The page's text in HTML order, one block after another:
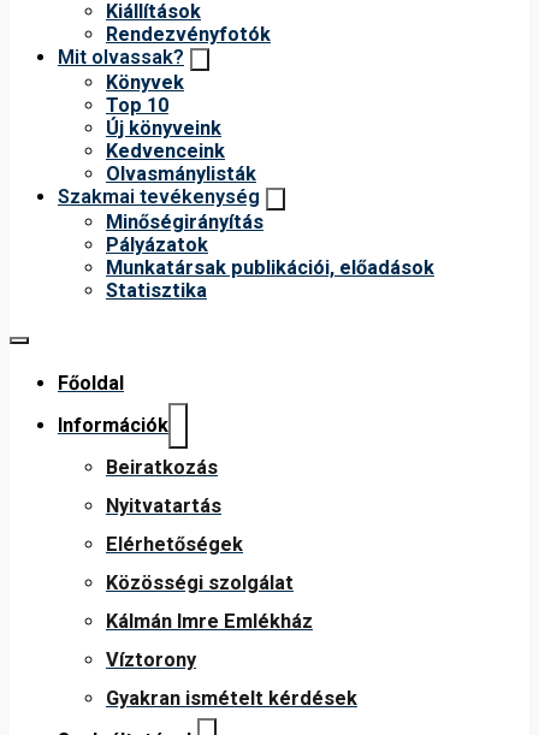
Kiállítások
Rendezvényfotók
Mit olvassak?
Könyvek
Top 10
Új könyveink
Kedvenceink
Olvasmánylisták
Szakmai tevékenység
Minőségirányítás
Pályázatok
Munkatársak publikációi, előadások
Statisztika
Főoldal
Információk
Beiratkozás
Nyitvatartás
Elérhetőségek
Közösségi szolgálat
Kálmán Imre Emlékház
Víztorony
Gyakran ismételt kérdések